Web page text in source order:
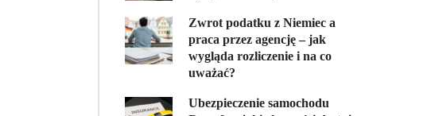
Zwrot podatku z Niemiec a
praca przez agencję – jak
wygląda rozliczenie i na co
uważać?
Ubezpieczenie samochodu